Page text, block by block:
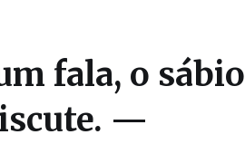
fala, o sábio
—